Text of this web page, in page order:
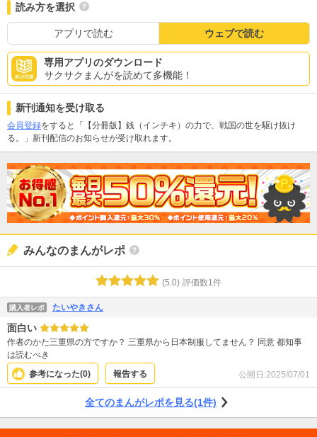
読み方を選択
アプリで読む ウェブで読む
専用アプリのダウンロード
サクサクまんがを読めて多機能！
新刊通知を受け取る
会員登録をすると「【分冊版】銭（インチキ）の力で、戦国の世を駆け抜け
る。」新刊配信のお知らせが受け取れます。
みんなのまんがレポ
(5.0) 評価数1件
購入者レポ たいやきさん
面白い
作者のかた三重県の方ですか？ 三重県から日本制服してません？ 同意 都知事
は読むべき
参考になった(0) 報告する 公開日:2025/07/01
全てのまんがレポを見る(1件)